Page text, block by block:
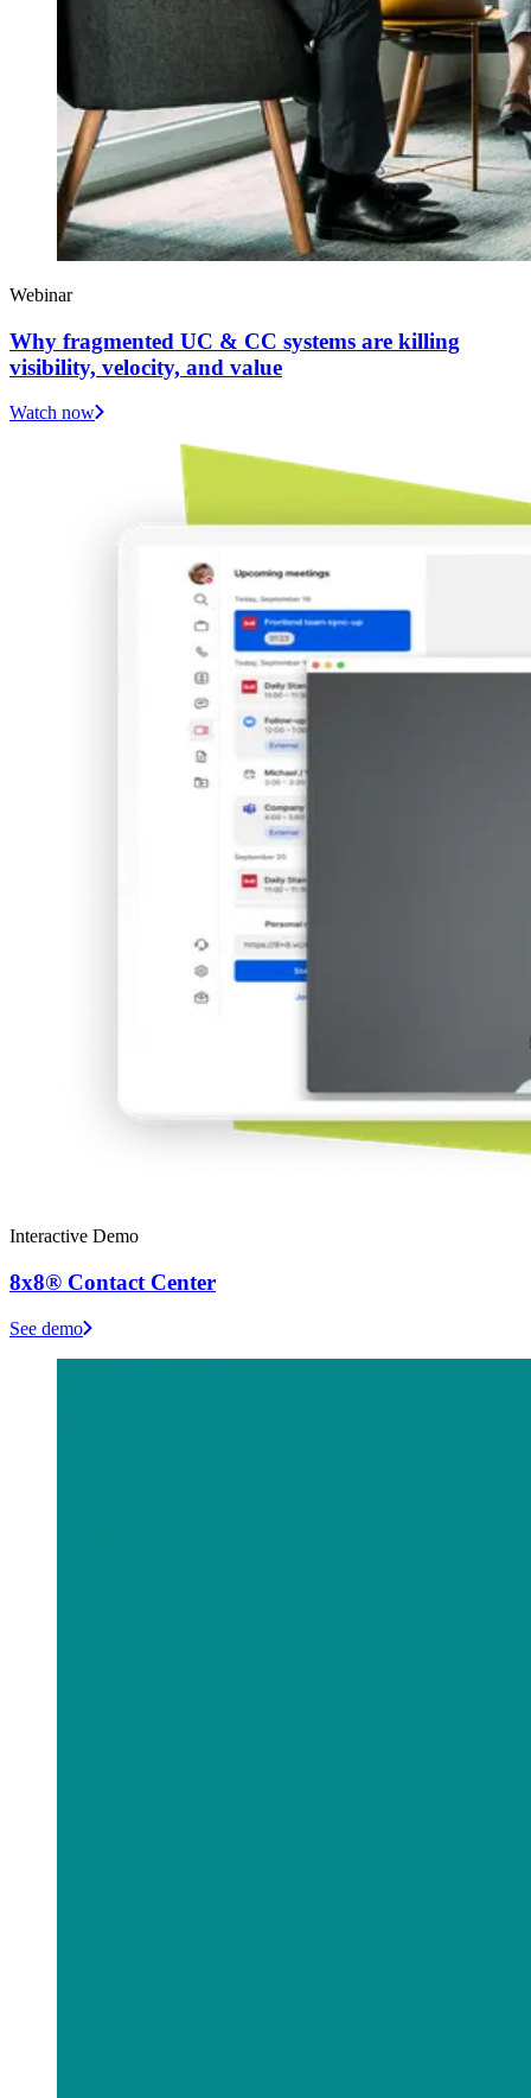
Webinar
Why fragmented UC & CC systems are killing
visibility, velocity, and value
Watch now
Interactive Demo
8x8® Contact Center
See demo